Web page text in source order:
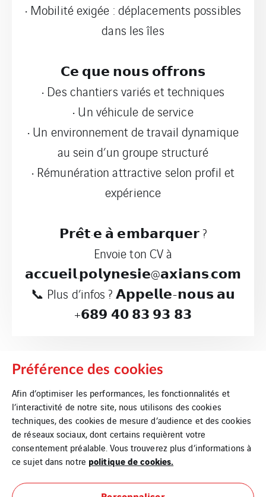
• Mobilité exigée : déplacements possibles
dans les îles
𝗖𝗲 𝗾𝘂𝗲 𝗻𝗼𝘂𝘀 𝗼𝗳𝗳𝗿𝗼𝗻𝘀
• Des chantiers variés et techniques
• Un véhicule de service
• Un environnement de travail dynamique
au sein d’un groupe structuré
• Rémunération attractive selon profil et
expérience
𝗣𝗿𝗲̂𝘁·𝗲 𝗮̀ 𝗲𝗺𝗯𝗮𝗿𝗾𝘂𝗲𝗿 ?
Envoie ton CV à
𝗮𝗰𝗰𝘂𝗲𝗶𝗹.𝗽𝗼𝗹𝘆𝗻𝗲𝘀𝗶𝗲@𝗮𝘅𝗶𝗮𝗻𝘀.𝗰𝗼𝗺
📞 Plus d’infos ? 𝗔𝗽𝗽𝗲𝗹𝗹𝗲-𝗻𝗼𝘂𝘀 𝗮𝘂
+𝟲𝟴𝟵 𝟰𝟬 𝟴𝟯 𝟵𝟯 𝟴𝟯
Préférence des cookies
Afin d’optimiser les performances, les fonctionnalités et
l’interactivité de notre site, nous utilisons des cookies
techniques, des cookies de mesure d’audience et des cookies
de réseaux sociaux, dont certains requièrent votre
consentement préalable. Vous trouverez plus d’informations à
ce sujet dans notre politique de cookies.